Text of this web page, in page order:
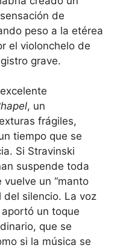
de
peso a la etérea
el violonchelo de
grave.
, un
frágiles,
tiempo que se
Si Stravinski
suspende toda
un “manto
del silencio. La voz
un toque
que se
si la música se